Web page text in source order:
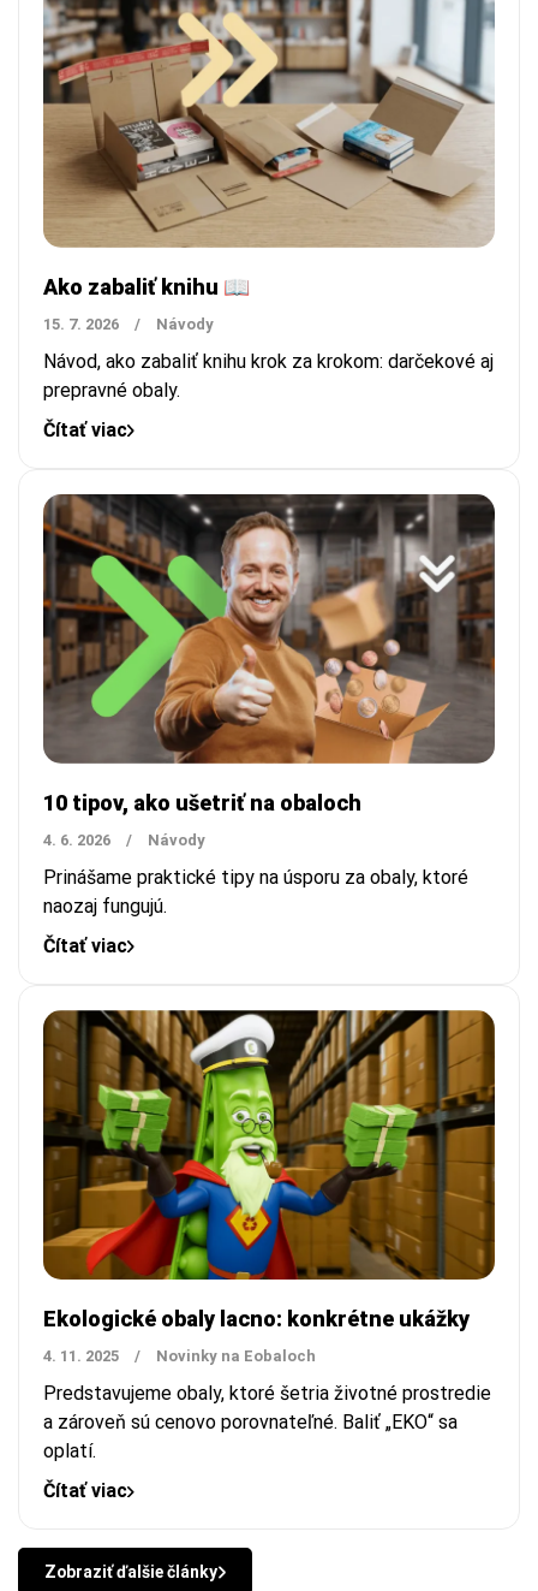
Ako zabaliť knihu 📖
15. 7. 2026 / Návody
Návod, ako zabaliť knihu krok za krokom: darčekové aj
prepravné obaly.
Čítať viac
10 tipov, ako ušetriť na obaloch
4. 6. 2026 / Návody
Prinášame praktické tipy na úsporu za obaly, ktoré
naozaj fungujú.
Čítať viac
Ekologické obaly lacno: konkrétne ukážky
4. 11. 2025 / Novinky na Eobaloch
Predstavujeme obaly, ktoré šetria životné prostredie
a zároveň sú cenovo porovnateľné. Baliť „EKO“ sa
oplatí.
Čítať viac
Zobraziť ďalšie články